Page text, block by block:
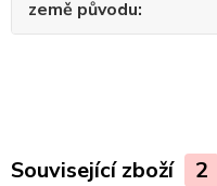
země původu
Související zboží 2